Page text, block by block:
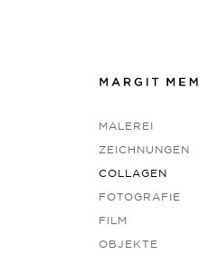
MALEREI
ZEICHNUNGEN
COLLAGEN
FOTOGRAFIE
FILM
OBJEKTE